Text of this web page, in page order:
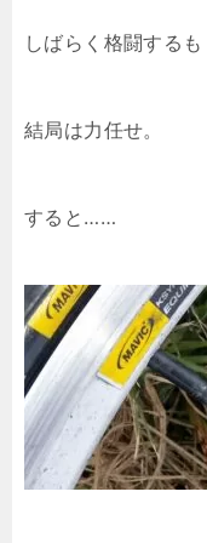
しばらく格闘するも
結局は力任せ。
すると……